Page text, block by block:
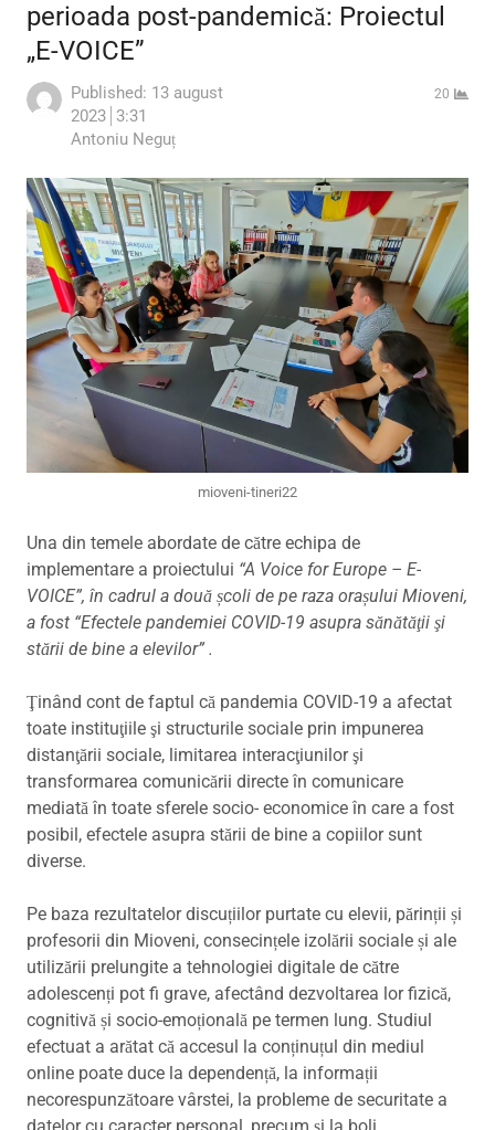
perioada post-pandemică: Proiectul
„E-VOICE”
Published: 13 august
2023 3:31
Author
Antoniu Neguț
20
mioveni-tineri22
Una din temele abordate de către echipa de
implementare a proiectului “A Voice for Europe – E-
VOICE”, în cadrul a două școli de pe raza orașului Mioveni,
a fost “Efectele pandemiei COVID-19 asupra sănătăţii şi
stării de bine a elevilor” .
Ţinând cont de faptul că pandemia COVID-19 a afectat
toate instituţiile şi structurile sociale prin impunerea
distanţării sociale, limitarea interacţiunilor şi
transformarea comunicării directe în comunicare
mediată în toate sferele socio- economice în care a fost
posibil, efectele asupra stării de bine a copiilor sunt
diverse.
Pe baza rezultatelor discuțiilor purtate cu elevii, părinții și
profesorii din Mioveni, consecințele izolării sociale și ale
utilizării prelungite a tehnologiei digitale de către
adolescenți pot fi grave, afectând dezvoltarea lor fizică,
cognitivă și socio-emoțională pe termen lung. Studiul
efectuat a arătat că accesul la conținuțul din mediul
online poate duce la dependență, la informații
necorespunzătoare vârstei, la probleme de securitate a